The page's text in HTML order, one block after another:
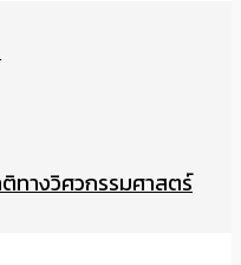
ทางวิศวกรรมศาสตร์